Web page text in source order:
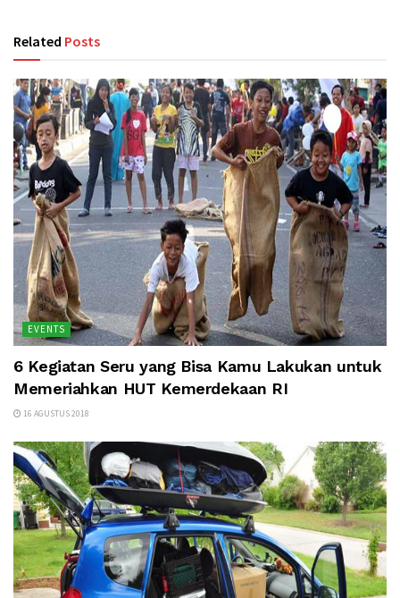
Related Posts
EVENTS
6 Kegiatan Seru yang Bisa Kamu Lakukan untuk
Memeriahkan HUT Kemerdekaan RI
16 AGUSTUS 2018